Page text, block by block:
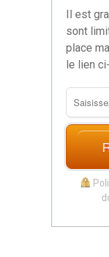
Il est
sont
place
le lien